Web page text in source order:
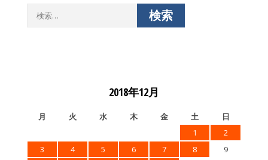
2018年12月
月 火 水 木 金 土
日
1
2
3
4 5 6 7 8
9